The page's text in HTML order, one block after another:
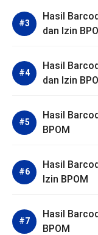
Hasil
dan Izin
Hasil
dan Izin
Hasil
BPOM
Hasil
Izin BPOM
Hasil
BPOM